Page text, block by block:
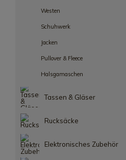
Westen
Schuhwerk
Jacken
Pullover & Fleece
Halsgamaschen
Tassen & Gläser
Rucksäcke
Elektronisches Zubehör